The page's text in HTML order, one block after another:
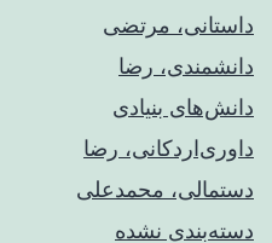
داستانی، مرتضی
دانشمندی، رضا
دانش‌های بنیادی
داوری‌اردکانی، رضا
دستمالی، محمدعلی
دسته‌بندی نشده